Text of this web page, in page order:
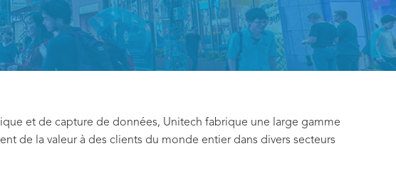
et de capture de données, Unitech fabrique une large gamme
de la valeur à des clients du monde entier dans divers secteurs